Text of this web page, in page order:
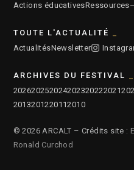
Actions éducativesRessources
TOUTE L'ACTUALITÉ
ActualitésNewsletter
ARCHIVES DU FESTIVAL
202620252024202320222021
2013201220112010
© 2026 ARCALT – Crédits site :
Ronald Curchod